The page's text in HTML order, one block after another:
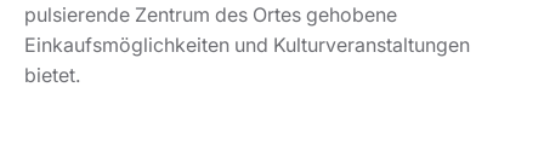
pulsierende Zentrum des Ortes gehobene
Einkaufsmöglichkeiten und Kulturveranstaltungen
bietet.